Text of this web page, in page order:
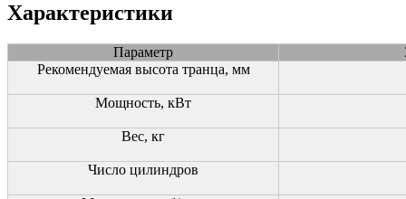
Характеристики
Параметр
Рекомендуемая высота транца, мм
Мощность, кВт
Вес, кг
Число цилиндров